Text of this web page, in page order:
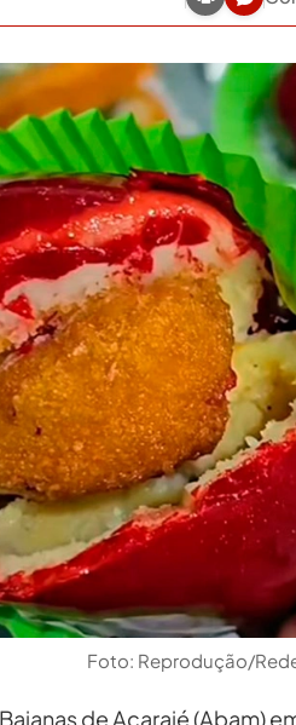
Foto: Reprodução/
de Acarajé (Abam)